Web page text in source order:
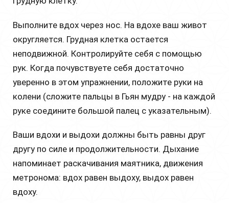
Выполните вдох через нос. На вдохе ваш живот
округляется. Грудная клетка остается
неподвижной. Контролируйте себя с помощью
рук. Когда почувствуете себя достаточно
уверенно в этом упражнении, положите руки на
колени (сложите пальцы в Гьян мудру - на каждой
руке соедините большой палец с указательным).
Ваши вдохи и выдохи должны быть равны друг
другу по силе и продолжительности. Дыхание
напоминает раскачивания маятника, движения
метронома: вдох равен выдоху, выдох равен
вдоху.